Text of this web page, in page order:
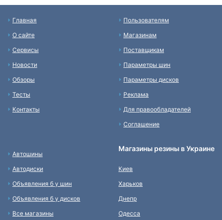
Главная
О сайте
Сервисы
Новости
Обзоры
Тесты
Контакты
Пользователям
Магазинам
Поставщикам
Параметры шин
Параметры дисков
Реклама
Для правообладателей
Соглашение
Автошины
Автодиски
Объявления б у шин
Объявления б у дисков
Все магазины
Магазины резины в Украине
Киев
Харьков
Днепр
Одесса